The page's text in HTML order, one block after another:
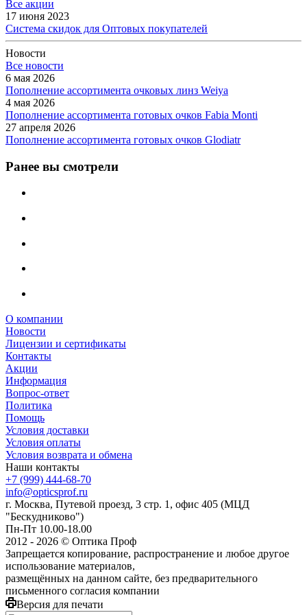
Все акции
17 июня 2023
Система скидок для Оптовых покупателей
Новости
Все новости
6 мая 2026
Пополнение ассортимента очковых линз Weiya
4 мая 2026
Пополнение ассортимента готовых очков Fabia Monti
27 апреля 2026
Пополнение ассортимента готовых очков Glodiatr
Ранее вы смотрели
О компании
Новости
Лицензии и сертификаты
Контакты
Акции
Информация
Вопрос-ответ
Политика
Помощь
Условия доставки
Условия оплаты
Условия возврата и обмена
Наши контакты
+7 (999) 444-68-70
info@opticsprof.ru
г. Москва, Путевой проезд, 3 стр. 1, офис 405 (МЦД
"Бескудниково")
Пн-Пт 10.00-18.00
2012 - 2026 © Оптика Проф
Запрещается копирование, распространение и любое другое
использование материалов,
размещённых на данном сайте, без предварительного
письменного согласия компании
Версия для печати